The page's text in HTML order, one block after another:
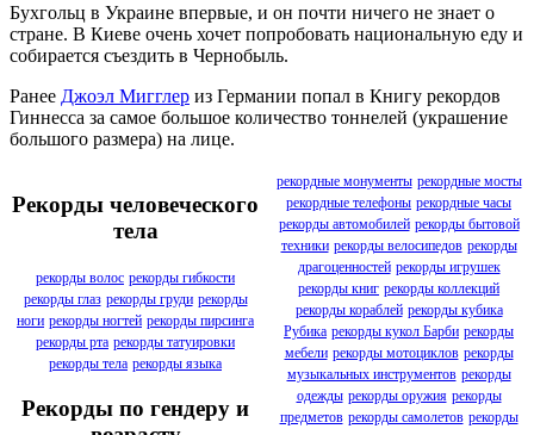
Бухгольц в Украине впервые, и он почти ничего не знает о
стране. В Киеве очень хочет попробовать национальную еду и
собирается съездить в Чернобыль.
Ранее Джоэл Мигглер из Германии попал в Книгу рекордов
Гиннесса за самое большое количество тоннелей (украшение
большого размера) на лице.
Рекорды человеческого
тела
рекорды волос рекорды гибкости
рекорды глаз рекорды груди рекорды
ноги рекорды ногтей рекорды пирсинга
рекорды рта рекорды татуировки
рекорды тела рекорды языка
Рекорды по гендеру и
рекордные монументы рекордные мосты
рекордные телефоны рекордные часы
рекорды автомобилей рекорды бытовой
техники рекорды велосипедов рекорды
драгоценностей рекорды игрушек
рекорды книг рекорды коллекций
рекорды кораблей рекорды кубика
Рубика рекорды кукол Барби рекорды
мебели рекорды мотоциклов рекорды
музыкальных инструментов рекорды
одежды рекорды оружия рекорды
предметов рекорды самолетов рекорды